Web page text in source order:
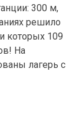
300 м,
решило
которых 109
На
лагерь с